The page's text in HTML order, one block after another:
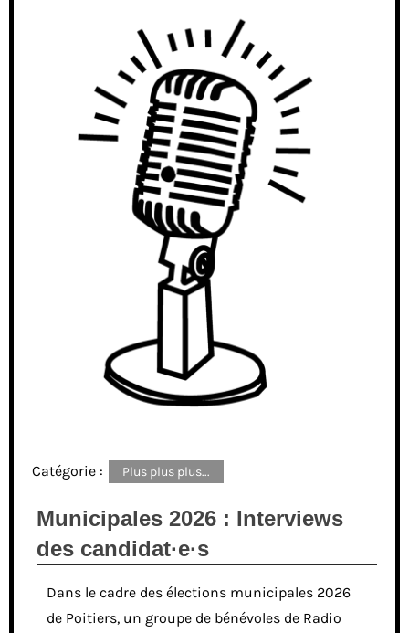
Catégorie : Plus plus plus...
Municipales 2026 : Interviews
des candidat·e·s
Dans le cadre des élections municipales 2026
de Poitiers, un groupe de bénévoles de Radio